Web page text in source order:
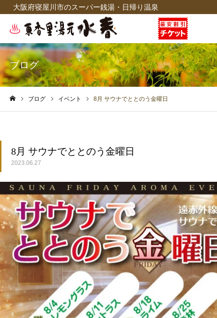
大阪府寝屋川市のスーパー銭湯・日帰り温泉
ブログ
ブログ イベント 8月 サウナでととのう金曜日
8月 サウナでととのう金曜日
2023.06.27